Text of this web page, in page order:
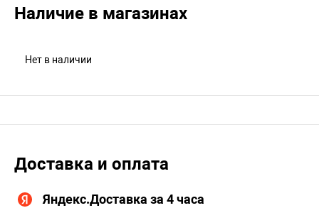
Наличие в магазинах
Нет в наличии
Доставка и оплата
Яндекс.Доставка за 4 часа